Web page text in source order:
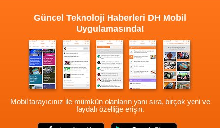
Güncel Teknoloji Haberleri DH Mobil
Uygulamasında!
Mobil tarayıcınız ile mümkün olanların yanı sıra, birçok yeni ve
faydalı özelliğe erişin.